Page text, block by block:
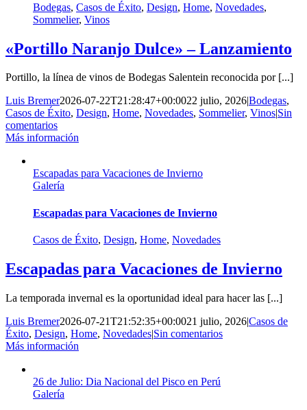
Bodegas, Casos de Éxito, Design, Home, Novedades,
Sommelier, Vinos
«Portillo Naranjo Dulce» – Lanzamiento
Portillo, la línea de vinos de Bodegas Salentein reconocida por [...]
Luis Bremer2026-07-22T21:28:47+00:0022 julio, 2026|Bodegas,
Casos de Éxito, Design, Home, Novedades, Sommelier, Vinos|Sin
comentarios
Más información
Escapadas para Vacaciones de Invierno
Galería
Escapadas para Vacaciones de Invierno
Casos de Éxito, Design, Home, Novedades
Escapadas para Vacaciones de Invierno
La temporada invernal es la oportunidad ideal para hacer las [...]
Luis Bremer2026-07-21T21:52:35+00:0021 julio, 2026|Casos de
Éxito, Design, Home, Novedades|Sin comentarios
Más información
26 de Julio: Dia Nacional del Pisco en Perú
Galería